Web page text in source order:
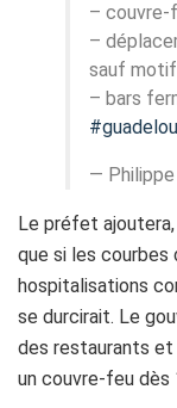
– couvre-
–
sauf
– bars
—
Le préfet
que si les
hospitalisations
se durcirait. Le
des restaurants
un couvre-feu dès